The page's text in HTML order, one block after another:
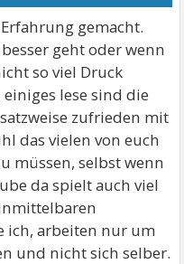
gemacht.
geht oder wenn
so viel Druck
lese sind die
zufrieden mit
das vielen von euch
müssen, selbst wenn
da spielt auch viel
ich, arbeiten nur um
und nicht sich selber.